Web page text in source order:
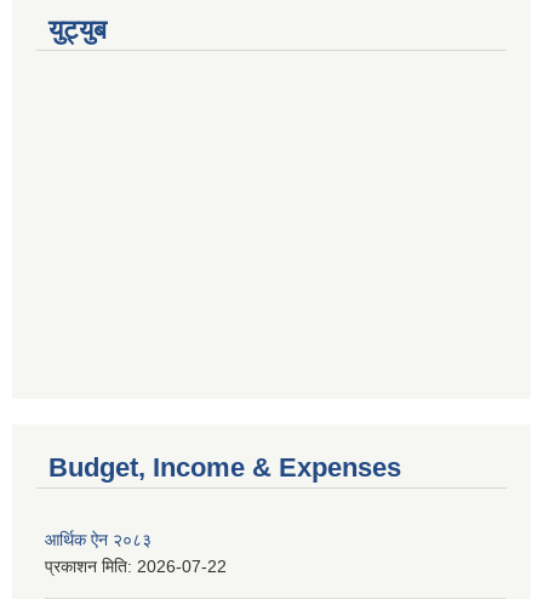
युट्युब
Budget, Income & Expenses
आर्थिक ऐन २०८३
प्रकाशन मिति: 2026-07-22